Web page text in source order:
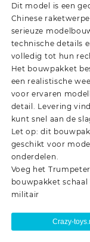
Dit model is een
Chinese
serieuze
technische details
volledig tot hun
Het bouwpakket
een realistische
voor ervaren
detail. Levering
kunt snel aan de
Let op: dit
geschikt voor
onderdelen.
Voeg het
bouwpakket schaal
militair
Crazy-